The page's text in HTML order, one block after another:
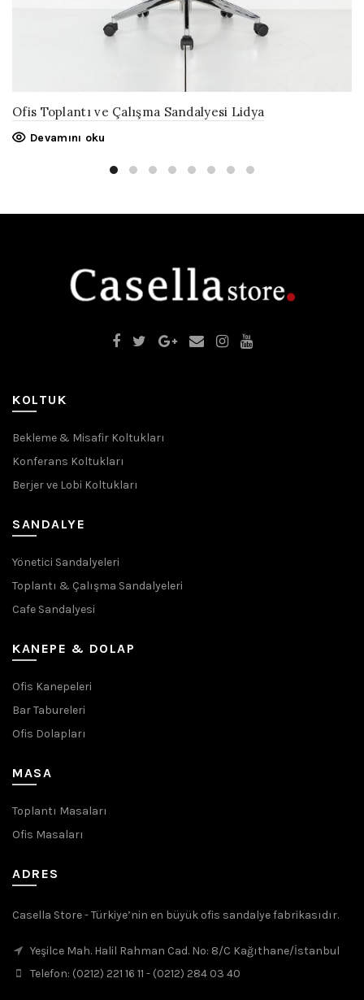
Ofis Toplantı ve Çalışma Sandalyesi Lidya
Devamını oku
KOLTUK
Bekleme & Misafir Koltukları
Konferans Koltukları
Berjer ve Lobi Koltukları
SANDALYE
Yönetici Sandalyeleri
Toplantı & Çalışma Sandalyeleri
Cafe Sandalyesi
KANEPE & DOLAP
Ofis Kanepeleri
Bar Tabureleri
Ofis Dolapları
MASA
Toplantı Masaları
Ofis Masaları
ADRES
Casella Store - Türkiye’nin en büyük ofis sandalye fabrikasıdır.
Yeşilce Mah. Halil Rahman Cad. No: 8/C Kağıthane/İstanbul
Telefon: (0212) 221 16 11 - (0212) 284 03 40